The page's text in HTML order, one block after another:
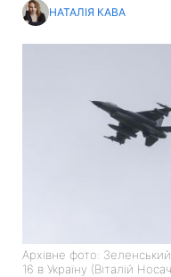
НАТАЛІЯ КАВА
Архівне фото:
16 в Україну (Віталій